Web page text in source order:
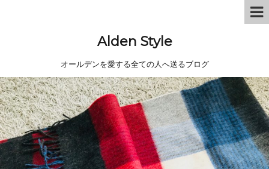
Alden Style
オールデンを愛する全ての人へ送るブログ